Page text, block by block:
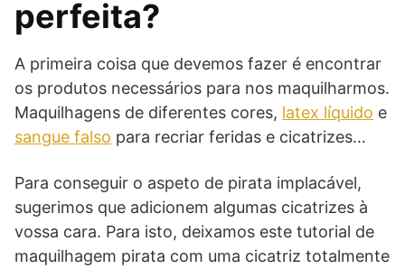
perfeita?
A primeira coisa que devemos fazer é encontrar
os produtos necessários para nos maquilharmos.
Maquilhagens de diferentes cores, latex líquido e
sangue falso para recriar feridas e cicatrizes…
Para conseguir o aspeto de pirata implacável,
sugerimos que adicionem algumas cicatrizes à
vossa cara. Para isto, deixamos este tutorial de
maquilhagem pirata com uma cicatriz totalmente